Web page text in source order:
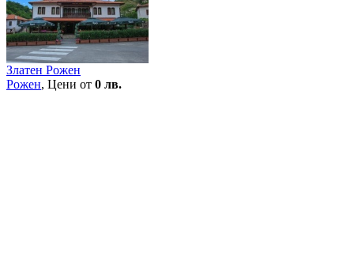
Златен Рожен
Рожен, Цени от 0 лв.